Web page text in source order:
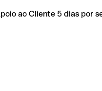
ao Cliente 5 dias por